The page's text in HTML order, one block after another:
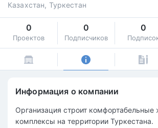
Казахстан, Туркестан
0
Проектов
0
Подписчиков
0
Информация о компании
Организация строит
комплексы на территории Туркестана.